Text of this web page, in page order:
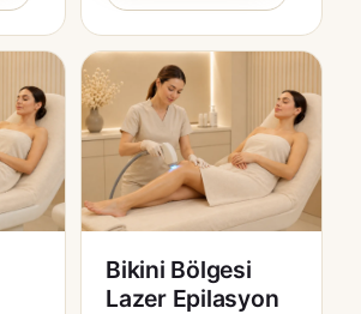
Bikini Bölgesi
Lazer Epilasyon